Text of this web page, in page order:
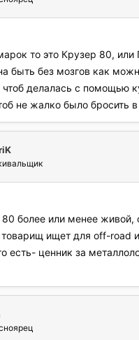
то это Крузер 80,
быть без мозгов как
чтоб делалась с помощью
не жалко было бросить в
80 более или менее живой,
ищет для off-road
есть- ценник за